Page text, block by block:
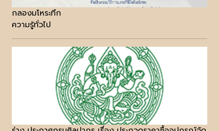
กลองมโหระทึก
ความรู้ทั่วไป